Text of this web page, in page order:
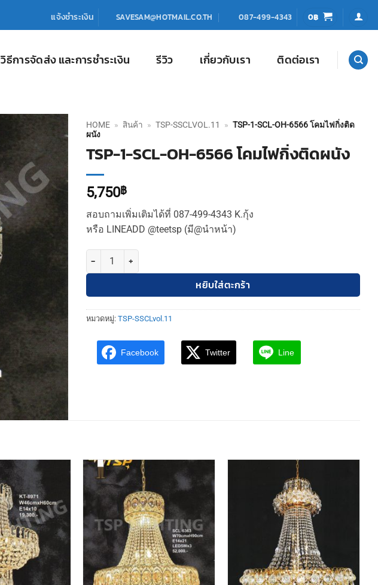
แจ้งชำระเงิน SAVESAM@HOTMAIL.CO.TH 087-499-4343 0฿
วิธีการจัดส่ง และการชำระเงิน รีวิว เกี่ยวกับเรา ติดต่อเรา
HOME » สินค้า » TSP-SSCLVOL.11 » TSP-1-SCL-OH-6566 โคมไฟกิ่งติด
ผนัง
TSP-1-SCL-OH-6566 โคมไฟกิ่งติดผนัง
5,750฿
สอบถามเพิ่มเติมได้ที่ 087-499-4343 K.กุ้ง
หรือ LINEADD @teetsp (มี@นำหน้า)
จำนวน TSP-1-SCL-OH-6566 โคมไฟกิ่งติดผนัง ชิ้น
หยิบใส่ตะกร้า
หมวดหมู่: TSP-SSCLvol.11
Facebook Twitter Line